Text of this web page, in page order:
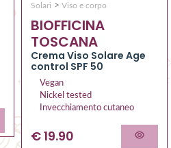
Solari > Viso e corpo
BIOFFICINA
TOSCANA
Crema Viso Solare Age
control SPF 50
Vegan
Nickel tested
Invecchiamento cutaneo
€ 19.90